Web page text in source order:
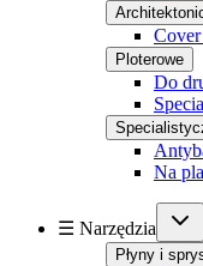
Ploterowe
Do
Na
☰ Narzędzia
Płyny i